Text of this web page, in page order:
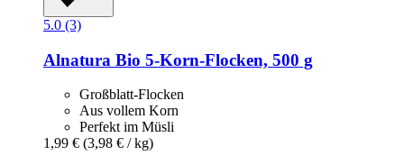
5.0 (3)
Alnatura Bio 5-​Korn-​Flocken, 500 g
Großblatt-Flocken
Aus vollem Korn
Perfekt im Müsli
1,99 € (3,98 € / kg)